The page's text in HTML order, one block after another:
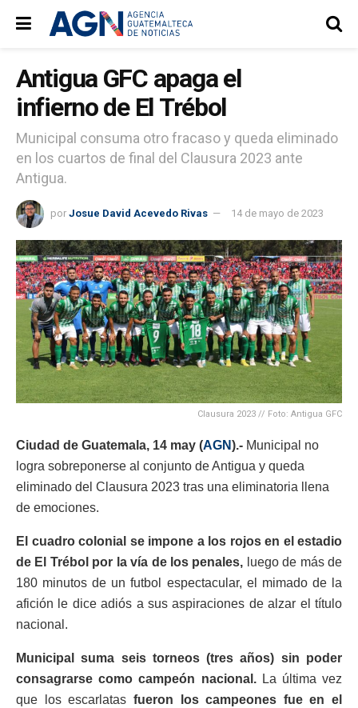
Antigua GFC apaga el
infierno de El Trébol
Municipal consuma otro fracaso y queda eliminado
en los cuartos de final del Clausura 2023 ante
Antigua.
por Josue David Acevedo Rivas 14 de mayo de 2023
Clausura 2023 // Foto: Antigua GFC
Ciudad de Guatemala, 14 may (AGN).- Municipal no
logra sobreponerse al conjunto de Antigua y queda
eliminado del Clausura 2023 tras una eliminatoria llena
de emociones.
El cuadro colonial se impone a los rojos en el estadio
de El Trébol por la vía de los penales, luego de más de
180 minutos de un futbol espectacular, el mimado de la
afición le dice adiós a sus aspiraciones de alzar el título
nacional.
Municipal suma seis torneos (tres años) sin poder
consagrarse como campeón nacional.La última vez
que los escarlatas fueron los campeones fue en el